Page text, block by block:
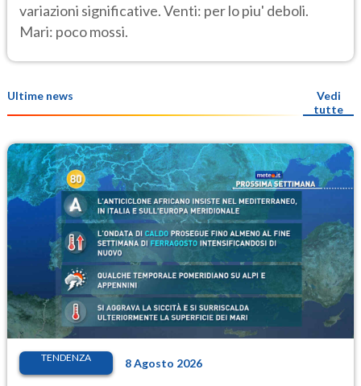
variazioni significative. Venti: per lo piu' deboli.
Mari: poco mossi.
Ultime news
Vedi
tutte
TENDENZA 8 Agosto 2026